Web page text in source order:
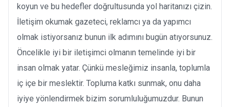
koyun ve bu hedefler doğrultusunda yol haritanızı çizin.
İletişim okumak gazeteci, reklamcı ya da yapımcı
olmak istiyorsanız bunun ilk adımını bugün atıyorsunuz.
Öncelikle iyi bir iletişimci olmanın temelinde iyi bir
insan olmak yatar. Çünkü mesleğimiz insanla, toplumla
iç içe bir meslektir. Topluma katkı sunmak, onu daha
iyiye yönlendirmek bizim sorumluluğumuzdur. Bunun